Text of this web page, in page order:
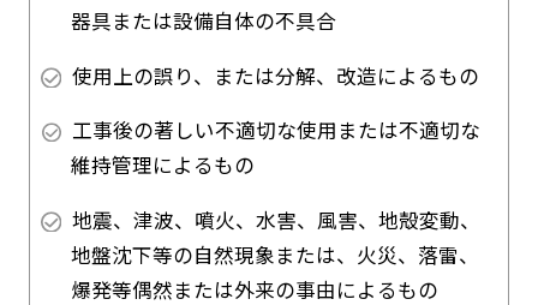
器具または設備自体の不具合
使用上の誤り、または分解、改造によるもの
工事後の著しい不適切な使用または不適切な
維持管理によるもの
地震、津波、噴火、水害、風害、地殻変動、
地盤沈下等の自然現象または、火災、落雷、
爆発等偶然または外来の事由によるもの